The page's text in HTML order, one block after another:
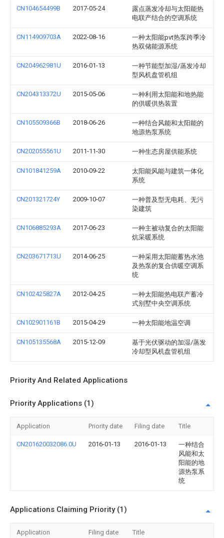
CN104654499B 2017-05-24
露点蒸发冷却与太阳能热
电联产结合的空调系统
CN114909703A 2022-08-16
一种太阳能pvt热泵跨季冷
热双储能源系统
CN204962981U 2016-01-13
一种节能型加湿/蒸发冷却
型风机盘管机组
CN204313372U 2015-05-06
一种利用太阳能和地热能
的供暖供热装置
CN105509366B 2018-06-26
一种结合风能和太阳能的
地源热泵系统
CN202055561U 2011-11-30 一种生态房屋供能系统
CN101841259A 2010-09-22
太阳能风能与建筑一体化
系统
CN201321724Y 2009-10-07
一种普及型无电耗、无污
染建筑
CN106885293A 2017-06-23
一种主被动复合的太阳能
炕采暖系统
CN203671713U 2014-06-25
一种采用太阳能蓄热水池
及热泵的复合供暖空调系
统
CN102425827A 2012-04-25
一种太阳能热电联产蓄冷
式别墅中央空调系统
CN102901161B 2015-04-29 一种太阳能地温空调
CN105135568A 2015-12-09
基于光伏驱动的加湿/蒸发
冷却型风机盘管机组
Priority And Related Applications
Priority Applications (1)
Application Priority date Filing date Title
CN201620032086.0U 2016-01-13 2016-01-13
一种结合
风能和太
阳能的地
源热泵系
统
Applications Claiming Priority (1)
Application Filing date Title